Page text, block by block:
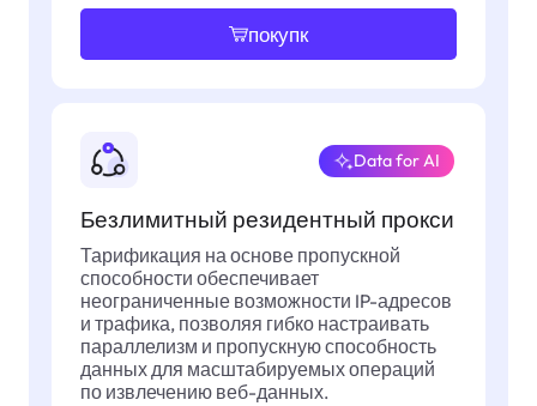
покупк
Безлимитный резидентный прокси
Data for AI
Тарификация на основе пропускной
способности обеспечивает
неограниченные возможности IP-адресов
и трафика, позволяя гибко настраивать
параллелизм и пропускную способность
данных для масштабируемых операций
по извлечению веб-данных.